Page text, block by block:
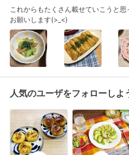
これからもたくさん載せていこうと思
お願いします(>_<)
人気のユーザをフォローしよ